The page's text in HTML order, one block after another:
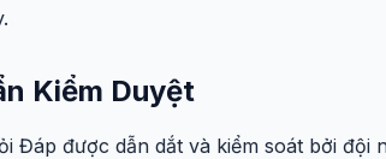
Kiểm Duyệt
Đáp được dẫn dắt và kiểm soát bởi đội